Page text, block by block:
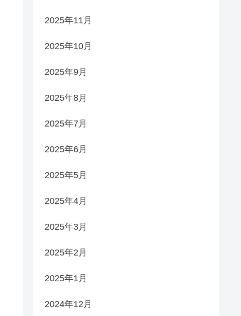
2025年11月
2025年10月
2025年9月
2025年8月
2025年7月
2025年6月
2025年5月
2025年4月
2025年3月
2025年2月
2025年1月
2024年12月